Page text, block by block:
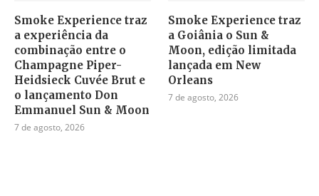
Smoke Experience traz
a experiência da
combinação entre o
Champagne Piper-
Heidsieck Cuvée Brut e
o lançamento Don
Emmanuel Sun & Moon
7 de agosto, 2026
Smoke Experience traz
a Goiânia o Sun &
Moon, edição limitada
lançada em New
Orleans
7 de agosto, 2026